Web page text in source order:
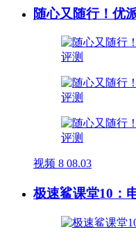
随心又随行！优
视频 8 08.03
极速鲨课堂10：